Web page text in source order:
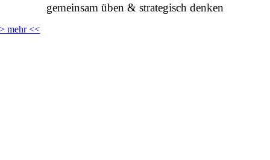
gemeinsam üben & strategisch denken
mehr <<